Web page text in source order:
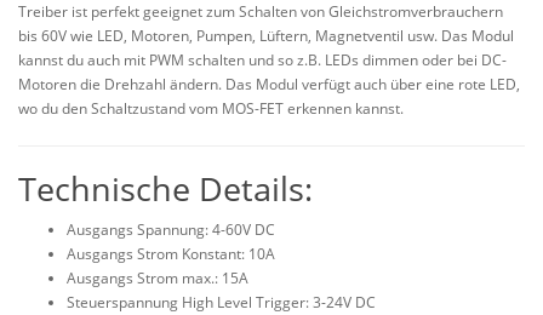
Treiber ist perfekt geeignet zum Schalten von Gleichstromverbrauchern
bis 60V wie LED, Motoren, Pumpen, Lüftern, Magnetventil usw. Das Modul
kannst du auch mit PWM schalten und so z.B. LEDs dimmen oder bei DC-
Motoren die Drehzahl ändern. Das Modul verfügt auch über eine rote LED,
wo du den Schaltzustand vom MOS-FET erkennen kannst.
Technische Details:
Ausgangs Spannung: 4-60V DC
Ausgangs Strom Konstant: 10A
Ausgangs Strom max.: 15A
Steuerspannung High Level Trigger: 3-24V DC